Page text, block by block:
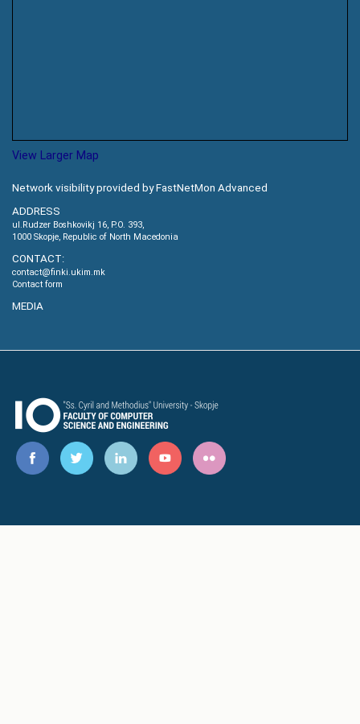
View Larger Map
Network visibility provided by FastNetMon Advanced
ADDRESS
ul.Rudzer Boshkovikj 16, P.O. 393,
1000 Skopje, Republic of North Macedonia
CONTACT:
contact@finki.ukim.mk
Contact form
MEDIA